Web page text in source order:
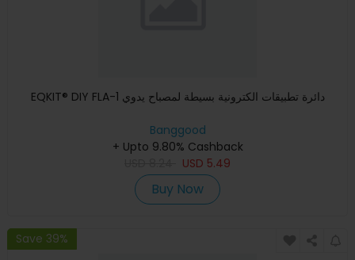
EQKIT® DIY FLA-1 دائرة تطبيقات الكترونية بسيطة لمصباح يدوي
Banggood
+ Upto 9.80% Cashback
USD 5.49
Buy Now
Save 39%